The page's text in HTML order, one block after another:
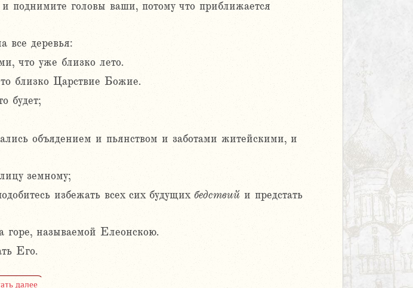
поднимите головы ваши, потому что приближается
все деревья:
что уже близко лето.
близко Царствие Божие.
будет;
объядением и пьянством и заботами житейскими, и
земному;
избежать всех сих будущих бедствий и предстать
называемой Елеонскою.
Его.
далее